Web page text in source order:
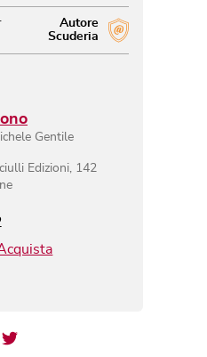
Autore
Scuderia
Gentile
Edizioni
142
Twitter